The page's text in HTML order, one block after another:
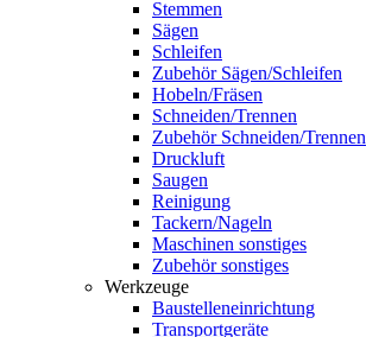
Stemmen
Sägen
Schleifen
Zubehör Sägen/Schleifen
Hobeln/Fräsen
Schneiden/Trennen
Zubehör Schneiden/Trennen
Druckluft
Saugen
Reinigung
Tackern/Nageln
Maschinen sonstiges
Zubehör sonstiges
Werkzeuge
Baustelleneinrichtung
Transportgeräte